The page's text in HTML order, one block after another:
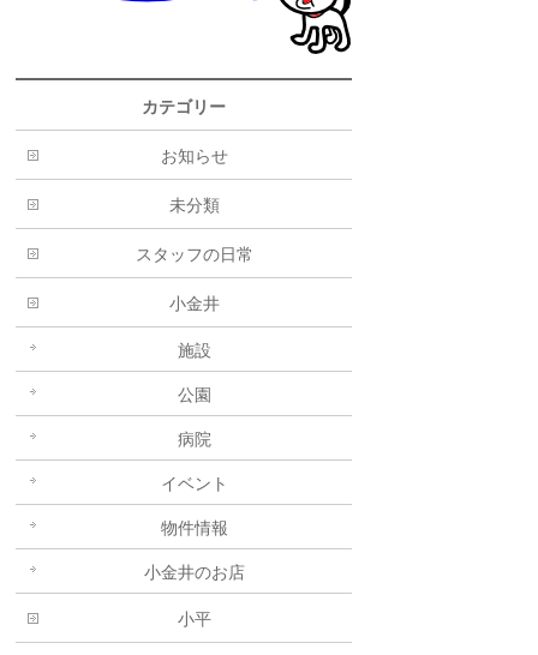
カテゴリー
お知らせ
未分類
スタッフの日常
小金井
施設
公園
病院
イベント
物件情報
小金井のお店
小平